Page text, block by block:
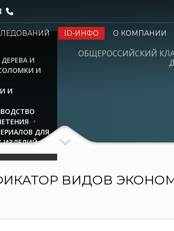
ID-ИНФО
О КОМПАНИИ
И
И
И
ДЛЯ
ИЗДЕЛИЙ
ОБЩЕРОССИЙСКИЙ
ВИДОВ